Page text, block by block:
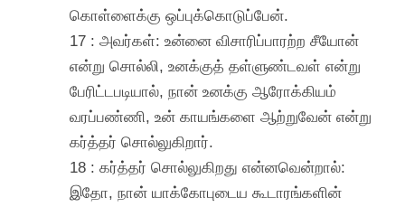
கொள்ளைக்கு ஒப்புக்கொடுப்பேன்.
17 : அவர்கள்: உன்னை விசாரிப்பாரற்ற சீயோன்
என்று சொல்லி, உனக்குத் தள்ளுண்டவள் என்று
பேரிட்டபடியால், நான் உனக்கு ஆரோக்கியம்
வரப்பண்ணி, உன் காயங்களை ஆற்றுவேன் என்று
கர்த்தர் சொல்லுகிறார்.
18 : கர்த்தர் சொல்லுகிறது என்னவென்றால்:
இதோ, நான் யாக்கோபுடைய கூடாரங்களின்